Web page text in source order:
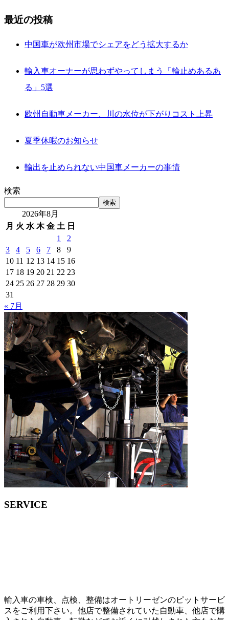
最近の投稿
中国車が欧州市場でシェアをどう拡大するか
輸入車オーナーが思わずやってしまう「輪止めあるあ
る」5選
欧州自動車メーカー、川の水位が下がりコスト上昇
夏季休暇のお知らせ
輸出を止められない中国車メーカーの事情
検索
検索
2026年8月
月 火 水 木 金 土 日
1
2
3
4 5 6 7 8
9
10 11 12 13 14 15 16
17 18 19 20 21 22 23
24 25 26 27 28 29 30
31
« 7月
SERVICE
輸入車の車検、点検、整備はオートリーゼンのピットサービ
スをご利用下さい。他店で整備されていた自動車、他店で購